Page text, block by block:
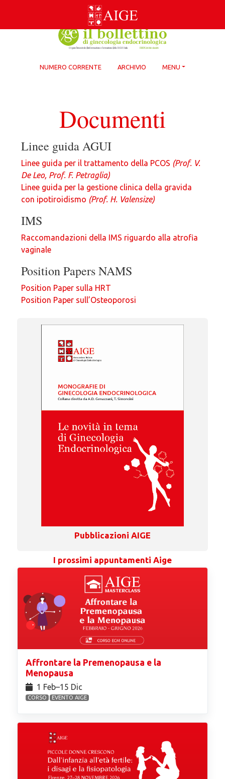
NUMERO CORRENTE ARCHIVIO MENU
Documenti
Linee guida AGUI
Linee guida per il trattamento della PCOS (Prof. V.
De Leo, Prof. F. Petraglia)
Linee guida per la gestione clinica della gravida
con ipotiroidismo (Prof. H. Valensize)
IMS
Raccomandazioni della IMS riguardo alla atrofia
vaginale
Position Papers NAMS
Position Paper sulla HRT
Position Paper sull’Osteoporosi
Pubblicazioni AIGE
I prossimi appuntamenti Aige
Affrontare la Premenopausa e la
Menopausa
1 Feb⁠–15 Dic
CORSO EVENTO AIGE